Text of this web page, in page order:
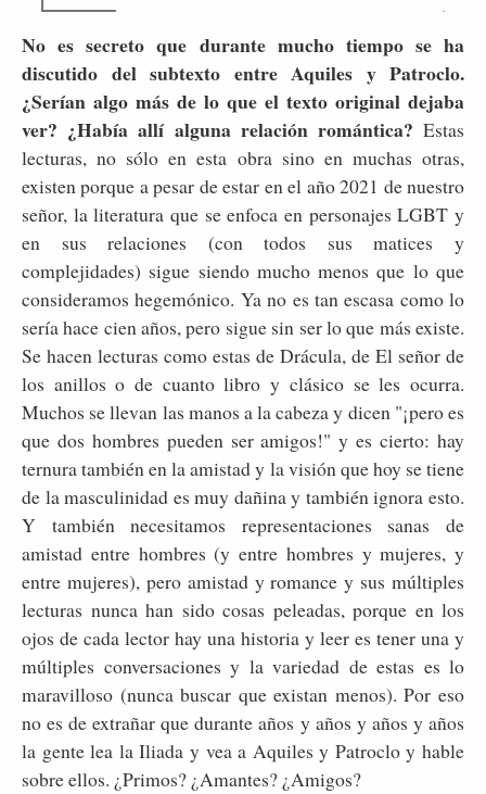
No es secreto que durante mucho tiempo se ha
discutido del subtexto entre Aquiles y Patroclo.
¿Serían algo más de lo que el texto original dejaba
ver? ¿Había allí alguna relación romántica? Estas
lecturas, no sólo en esta obra sino en muchas otras,
existen porque a pesar de estar en el año 2021 de nuestro
señor, la literatura que se enfoca en personajes LGBT y
en sus relaciones (con todos sus matices y
complejidades) sigue siendo mucho menos que lo que
consideramos hegemónico. Ya no es tan escasa como lo
sería hace cien años, pero sigue sin ser lo que más existe.
Se hacen lecturas como estas de Drácula, de El señor de
los anillos o de cuanto libro y clásico se les ocurra.
Muchos se llevan las manos a la cabeza y dicen "¡pero es
que dos hombres pueden ser amigos!" y es cierto: hay
ternura también en la amistad y la visión que hoy se tiene
de la masculinidad es muy dañina y también ignora esto.
Y también necesitamos representaciones sanas de
amistad entre hombres (y entre hombres y mujeres, y
entre mujeres), pero amistad y romance y sus múltiples
lecturas nunca han sido cosas peleadas, porque en los
ojos de cada lector hay una historia y leer es tener una y
múltiples conversaciones y la variedad de estas es lo
maravilloso (nunca buscar que existan menos). Por eso
no es de extrañar que durante años y años y años y años
la gente lea la Iliada y vea a Aquiles y Patroclo y hable
sobre ellos. ¿Primos? ¿Amantes? ¿Amigos?